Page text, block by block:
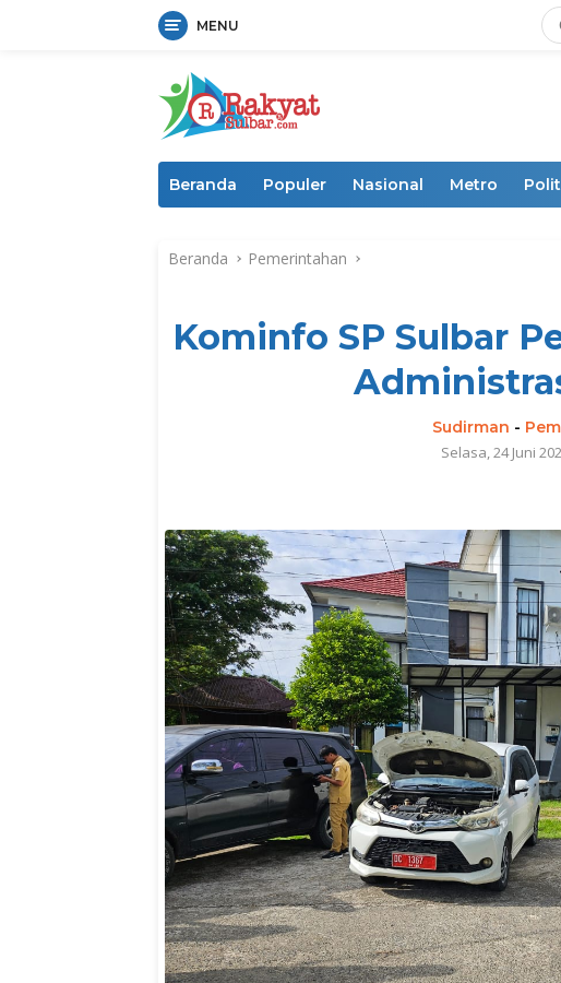
MENU
Beranda Populer Nasional Metro
Beranda Pemerintahan
Kominfo SP Sulbar
Sudirman -
Selasa, 24 Juni